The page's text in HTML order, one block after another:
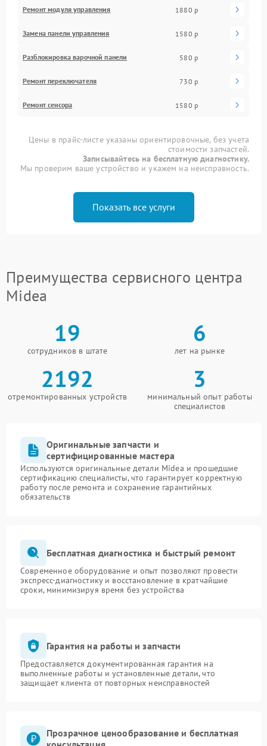
Ремонт модуля управления 1880 р
Замена панели управления 1580 р
Разблокировка варочной панели 580 р
Ремонт переключателя 730 р
Ремонт сенсора 1580 р
Цены в прайс-листе указаны ориентировочные, без учета
стоимости запчастей.
Записывайтесь на бесплатную диагностику.
Мы проверим ваше устройство и укажем на неисправность.
Показать все услуги
Преимущества сервисного центра
Midea
19
сотрудников в штате
6
лет на рынке
2192
отремонтированных устройств
3
минимальный опыт работы
специалистов
Оригинальные запчасти и
сертифицированные мастера
Используются оригинальные детали Midea и прошедшие
сертификацию специалисты, что гарантирует корректную
работу после ремонта и сохранение гарантийных
обязательств
Бесплатная диагностика и быстрый ремонт
Современное оборудование и опыт позволяют провести
экспресс-диагностику и восстановление в кратчайшие
сроки, минимизируя время без устройства
Гарантия на работы и запчасти
Предоставляется документированная гарантия на
выполненные работы и установленные детали, что
защищает клиента от повторных неисправностей
Прозрачное ценообразование и бесплатная